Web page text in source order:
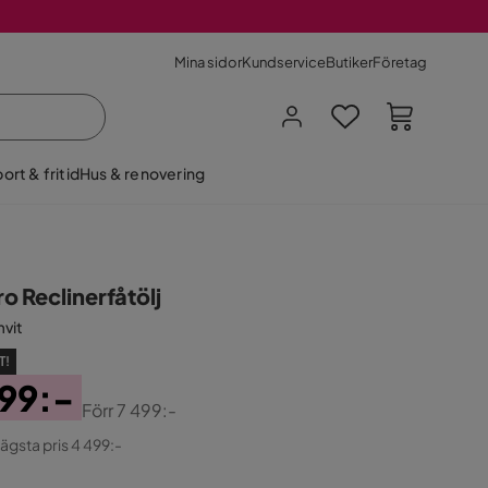
Mina sidorKundserviceButikerFöretag
& fritidHus & renovering
Reclinerfåtölj
Förr7 499:-
pris 4 499:-